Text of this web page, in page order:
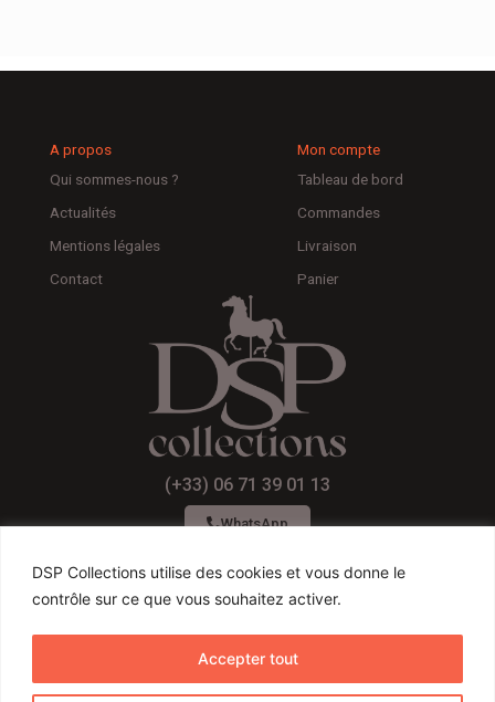
DSP Collections utilise des cookies et vous donne le
contrôle sur ce que vous souhaitez activer.
Accepter tout
A propos
Qui sommes-nous ?
Actualités
Mentions légales
Contact
Mon compte
Tableau de bord
Commandes
Livraison
Panier
(+33) 06 71 39 01 13
WhatsApp
a
c
n
s
o
u